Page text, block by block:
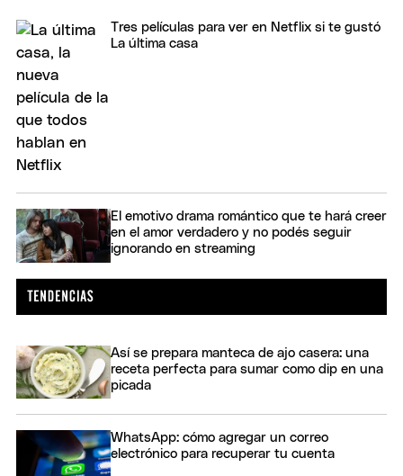
Tres películas para ver en Netflix si te gustó
La última casa
El emotivo drama romántico que te hará creer
en el amor verdadero y no podés seguir
ignorando en streaming
Así se prepara manteca de ajo casera: una
receta perfecta para sumar como dip en una
picada
WhatsApp: cómo agregar un correo
electrónico para recuperar tu cuenta